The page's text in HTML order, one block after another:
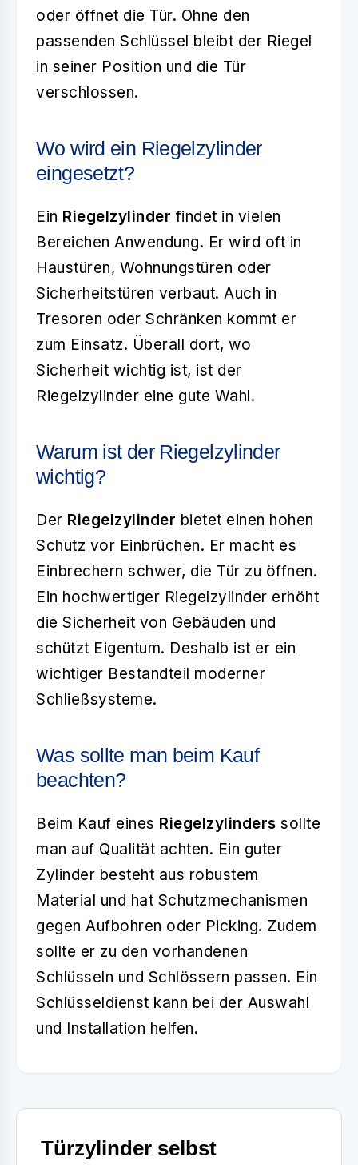
oder öffnet die Tür. Ohne den
passenden Schlüssel bleibt der Riegel
in seiner Position und die Tür
verschlossen.
Wo wird ein Riegelzylinder
eingesetzt?
Ein Riegelzylinder findet in vielen
Bereichen Anwendung. Er wird oft in
Haustüren, Wohnungstüren oder
Sicherheitstüren verbaut. Auch in
Tresoren oder Schränken kommt er
zum Einsatz. Überall dort, wo
Sicherheit wichtig ist, ist der
Riegelzylinder eine gute Wahl.
Warum ist der Riegelzylinder
wichtig?
Der Riegelzylinder bietet einen hohen
Schutz vor Einbrüchen. Er macht es
Einbrechern schwer, die Tür zu öffnen.
Ein hochwertiger Riegelzylinder erhöht
die Sicherheit von Gebäuden und
schützt Eigentum. Deshalb ist er ein
wichtiger Bestandteil moderner
Schließsysteme.
Was sollte man beim Kauf
beachten?
Beim Kauf eines Riegelzylinders sollte
man auf Qualität achten. Ein guter
Zylinder besteht aus robustem
Material und hat Schutzmechanismen
gegen Aufbohren oder Picking. Zudem
sollte er zu den vorhandenen
Schlüsseln und Schlössern passen. Ein
Schlüsseldienst kann bei der Auswahl
und Installation helfen.
Türzylinder selbst